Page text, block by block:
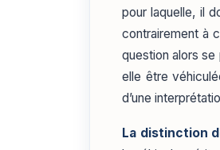
pour laquelle, il
contrairement à
question alors se
elle être
d’une
La distinction